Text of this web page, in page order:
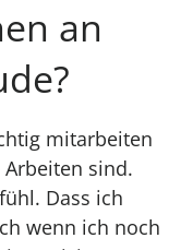
an
mitarbeiten
sind.
Dass ich
wenn ich noch